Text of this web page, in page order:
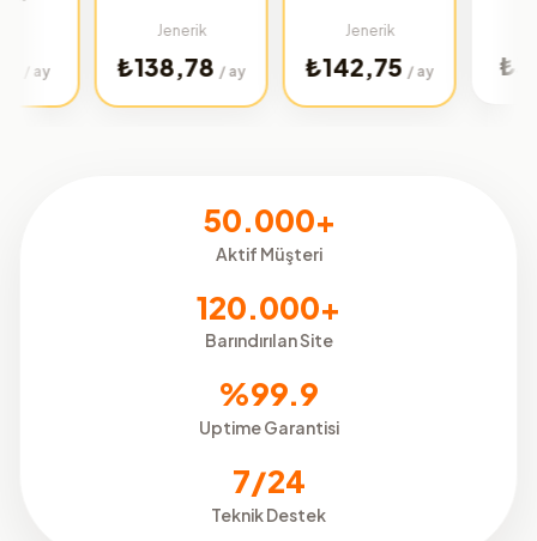
₺138,78 / ay ₺142,75 / ay ₺32,02
50.000+
Aktif Müşteri
120.000+
Barındırılan Site
%99.9
Uptime Garantisi
7/24
Teknik Destek